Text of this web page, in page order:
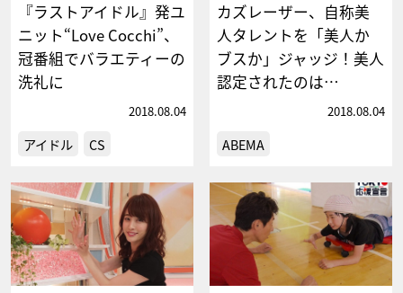
『ラストアイドル』発ユ
ニット“Love Cocchi”、
冠番組でバラエティーの
洗礼に
2018.08.04
アイドル CS
カズレーザー、自称美
人タレントを「美人か
ブスか」ジャッジ！美人
認定されたのは…
2018.08.04
ABEMA